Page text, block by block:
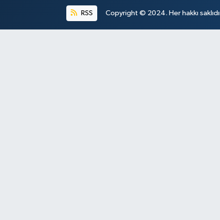
RSS Copyright © 2024. Her hakkı